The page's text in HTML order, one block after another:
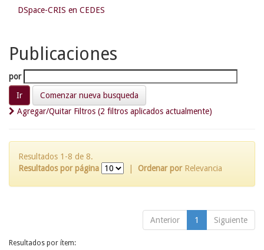
DSpace-CRIS en CEDES
Publicaciones
por
Comenzar nueva busqueda
Agregar/Quitar Filtros (2 filtros aplicados actualmente)
Resultados 1-8 de 8.
Resultados por página
Ordenar por Relevancia
Anterior 1 Siguiente
Resultados por ítem: